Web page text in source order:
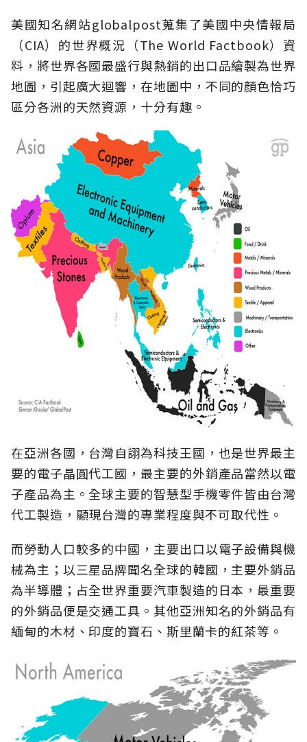
美國知名網站globalpost蒐集了美國中央情報局
（CIA）的世界概況（The World Factbook）資
料，將世界各國最盛行與熱銷的出口品繪製為世界
地圖，引起廣大迴響，在地圖中，不同的顏色恰巧
區分各洲的天然資源，十分有趣。
在亞洲各國，台灣自詡為科技王國，也是世界最主
要的電子晶圓代工國，最主要的外銷產品當然以電
子產品為主。全球主要的智慧型手機零件皆由台灣
代工製造，顯現台灣的專業程度與不可取代性。
而勞動人口較多的中國，主要出口以電子設備與機
械為主；以三星品牌聞名全球的韓國，主要外銷品
為半導體；占全世界重要汽車製造的日本，最重要
的外銷品便是交通工具。其他亞洲知名的外銷品有
緬甸的木材、印度的寶石、斯里蘭卡的紅茶等。